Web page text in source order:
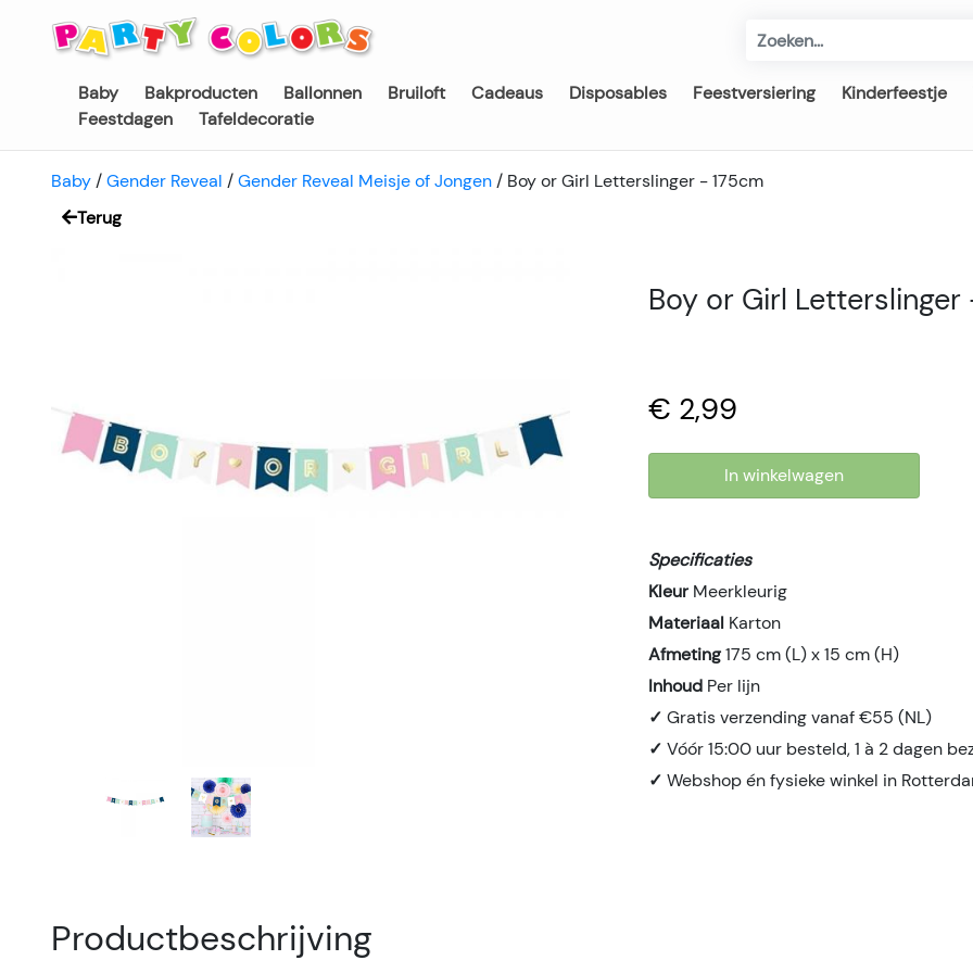
Baby Bakproducten Ballonnen Bruiloft Cadeaus Disposables Feestversiering Kinderfeestje
Feestdagen
Tafeldecoratie
Baby /Gender Reveal /Gender Reveal Meisje of Jongen / Boy or Girl Letterslinger - 175cm
Terug
Boy or Girl Letterslinger
€ 2,99
In winkelwagen
Specificaties
Kleur Meerkleurig
Materiaal Karton
Afmeting175 cm (L) x 15 cm (H)
Inhoud Per lijn
✓Gratis verzending vanaf €55 (NL)
✓Vóór 15:00 uur besteld, 1 à 2 dagen
✓Webshop én fysieke winkel in
Productbeschrijving